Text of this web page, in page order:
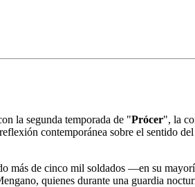
la segunda temporada de "Prócer", la
contemporánea sobre el sentido
más de cinco mil soldados —en su
quienes durante una guardia